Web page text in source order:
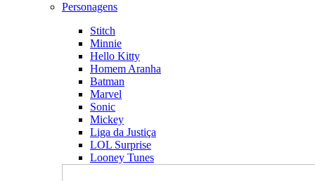
Personagens
Stitch
Minnie
Hello Kitty
Homem Aranha
Batman
Marvel
Sonic
Mickey
Liga da Justiça
LOL Surprise
Looney Tunes